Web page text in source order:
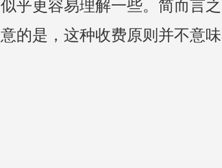
乎更容易理解一些。简而言
的是，这种收费原则并不意